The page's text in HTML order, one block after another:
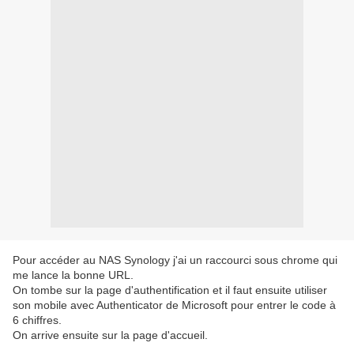
Pour accéder au NAS Synology j'ai un raccourci sous chrome qui
me lance la bonne URL.
On tombe sur la page d'authentification et il faut ensuite utiliser
son mobile avec Authenticator de Microsoft pour entrer le code à
6 chiffres.
On arrive ensuite sur la page d'accueil.